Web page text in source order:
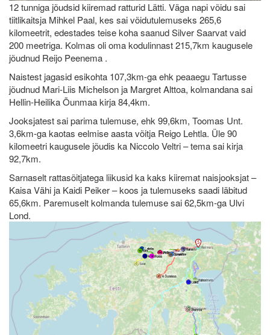
12 tunniga jõudsid kiiremad ratturid Lätti. Väga napi võidu sai
tiitlikaitsja Mihkel Paal, kes sai võidutulemuseks 265,6
kilomeetrit, edestades teise koha saanud Silver Saarvat vaid
200 meetriga. Kolmas oli oma kodulinnast 215,7km kaugusele
jõudnud Reijo Peenema .
Naistest jagasid esikohta 107,3km-ga ehk peaaegu Tartusse
jõudnud Mari-Liis Michelson ja Margret Alttoa, kolmandana sai
Hellin-Heilika Õunmaa kirja 84,4km.
Jooksjatest sai parima tulemuse, ehk 99,6km, Toomas Unt.
3,6km-ga kaotas eelmise aasta võitja Reigo Lehtla. Üle 90
kilomeetri kaugusele jõudis ka Niccolo Veltri – tema sai kirja
92,7km.
Sarnaselt rattasõitjatega liikusid ka kaks kiiremat naisjooksjat –
Kaisa Vähi ja Kaidi Peiker – koos ja tulemuseks saadi läbitud
65,6km. Paremuselt kolmanda tulemuse sai 62,5km-ga Ulvi
Lond.